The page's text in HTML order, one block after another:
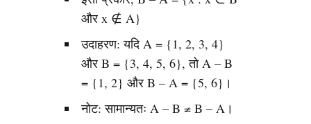
और x ∉ A}
उदाहरण: यदि A = {1, 2, 3, 4}
और B = {3, 4, 5, 6}, तो A – B
= {1, 2} और B – A = {5, 6}।
नोट: सामान्यतः A – B ≠ B – A।